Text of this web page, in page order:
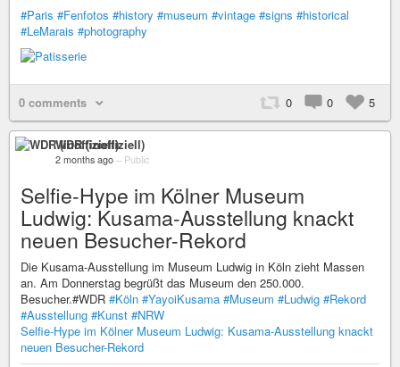
#Paris #Fenfotos #history #museum #vintage #signs #historical
#LeMarais #photography
0 comments 0 0 5
WDR (inoffiziell)
2 months ago – Public
Selfie-Hype im Kölner Museum
Ludwig: Kusama-Ausstellung knackt
neuen Besucher-Rekord
Die Kusama-Ausstellung im Museum Ludwig in Köln zieht Massen
an. Am Donnerstag begrüßt das Museum den 250.000.
Besucher.#WDR #Köln #YayoiKusama #Museum #Ludwig #Rekord
#Ausstellung #Kunst #NRW
Selfie-Hype im Kölner Museum Ludwig: Kusama-Ausstellung knackt
neuen Besucher-Rekord